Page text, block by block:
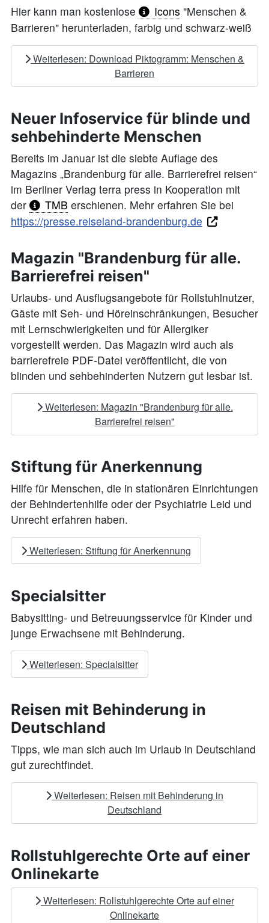
Hier kann man kostenlose Icons "Menschen &
Barrieren" herunterladen, farbig und schwarz-weiß
Weiterlesen: Download Piktogramm: Menschen &
Barrieren
Neuer Infoservice für blinde und
sehbehinderte Menschen
Bereits im Januar ist die siebte Auflage des
Magazins „Brandenburg für alle. Barrierefrei reisen“
im Berliner Verlag terra press in Kooperation mit
der
TMB erschienen. Mehr erfahren Sie bei
https://presse.reiseland-brandenburg.de
Magazin "Brandenburg für alle.
Barrierefrei reisen"
Urlaubs- und Ausflugsangebote für Rollstuhlnutzer,
Gäste mit Seh- und Höreinschränkungen, Besucher
mit Lernschwierigkeiten und für Allergiker
vorgestellt werden. Das Magazin wird auch als
barrierefreie PDF-Datei veröffentlicht, die von
blinden und sehbehinderten Nutzern gut lesbar ist.
Weiterlesen: Magazin "Brandenburg für alle.
Barrierefrei reisen"
Stiftung für Anerkennung
Hilfe für Menschen, die in stationären Einrichtungen
der Behindertenhilfe oder der Psychiatrie Leid und
Unrecht erfahren haben.
Weiterlesen: Stiftung für Anerkennung
Specialsitter
Babysitting- und Betreuungsservice für Kinder und
junge Erwachsene mit Behinderung.
Weiterlesen: Specialsitter
Reisen mit Behinderung in
Deutschland
Tipps, wie man sich auch im Urlaub in Deutschland
gut zurechtfindet.
Weiterlesen: Reisen mit Behinderung in
Deutschland
Rollstuhlgerechte Orte auf einer
Onlinekarte
Weiterlesen: Rollstuhlgerechte Orte auf einer
Onlinekarte